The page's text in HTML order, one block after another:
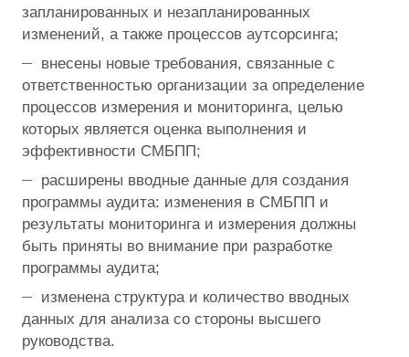
запланированных и незапланированных
изменений, а также процессов аутсорсинга;
внесены новые требования, связанные с
ответственностью организации за определение
процессов измерения и мониторинга, целью
которых является оценка выполнения и
эффективности СМБПП;
расширены вводные данные для создания
программы аудита: изменения в СМБПП и
результаты мониторинга и измерения должны
быть приняты во внимание при разработке
программы аудита;
изменена структура и количество вводных
данных для анализа со стороны высшего
руководства.